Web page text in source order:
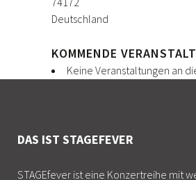
Deutschland
KOMMENDE
Keine Veranstaltungen an
DAS IST STAGEFEVER
STAGEfever ist eine Konzertreihe mit